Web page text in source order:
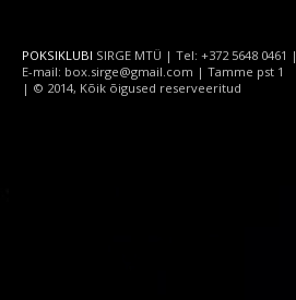
POKSIKLUBI SIRGE MTÜ | Tel: +372 5648 0461 |
E-mail: box.sirge@gmail.com | Tamme pst 1
| © 2014, Kõik õigused reserveeritud